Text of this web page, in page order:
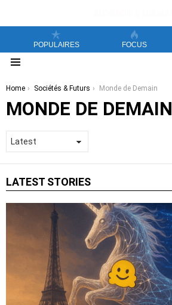
POPULAIRES FOCUS
You are here:
Home Sociétés & Futurs Monde de Demain
MONDE DE DEMAIN
LATEST STORIES